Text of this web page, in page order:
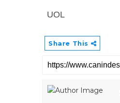
UOL
Share This